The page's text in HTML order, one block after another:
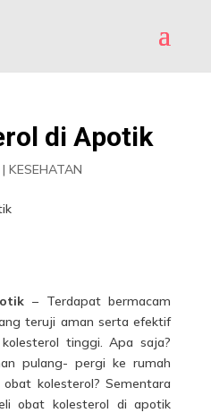
di Apotik
KESEHATAN
– Terdapat bermacam
teruji aman serta efektif
tinggi. Apa saja?
pulang- pergi ke rumah
kolesterol? Sementara
obat kolesterol di apotik